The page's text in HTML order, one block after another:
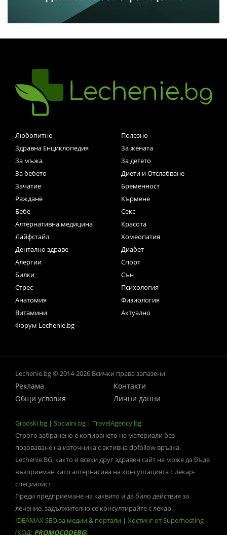
Любопитно
Полезно
Здравна Енциклопедия
За жената
За мъжа
За детето
За бебето
Диети и Отслабване
Зачатие
Бременност
Раждане
Кърмене
Бебе
Секс
Алтернативна медицина
Красота
Лайфстайл
Хомеопатия
Дентално здраве
Диабет
Алергии
Спорт
Билки
Сън
Стрес
Психология
Анатомия
Физиология
Витамини
Актуално
Форум Lechenie.bg
Lechenie.bg © 2014-2026 Всички права запазени
Реклама
Контакти
Общи условия
Лични данни
Gradski.bg | Socialni.bg | TravelAgency.bg
Строго забранено е копирането на материали без
позоваване на източника с активна dofollow връзка.
Lechenie.BG, както и всеки друг здравен сайт не може да бъде
възприеман като алтернатива на консултацията с лекар-
специалист.
Преди предприемане на каквито и да било действия за
лечение, задължително се консултирайте с лекар.
IDEAMAX SEO за медии & портали | Хостинг от Superhosting
(КОД: PROMOCODEBG)